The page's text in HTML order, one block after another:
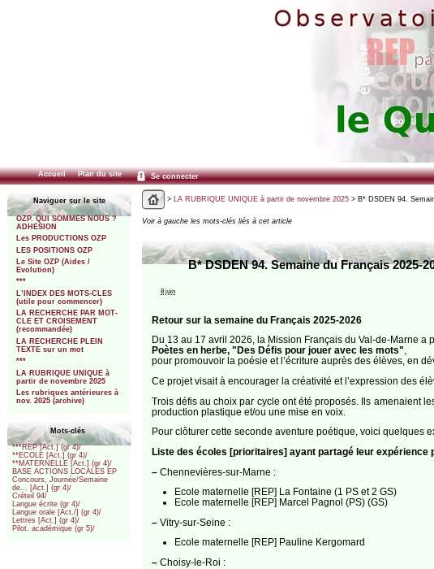
Accueil Plan du site Se connecter
Naviguer sur le site
OZP. QUI SOMMES NOUS ?
ADHESION
Les PRODUCTIONS OZP
LES POSITIONS OZP
Le Site OZP (Aides /
Evolution)
***
L’INDEX DES MOTS-CLES
(utile pour commencer)
LA RECHERCHE PAR MOT-
CLE ET CROISEMENT
(recommandée)
LA RECHERCHE PLEIN
TEXTE sur un mot
***
LA RUBRIQUE UNIQUE à
partir de novembre 2025
Les rubriques antérieures à
nov. 2025 (archive)
Mots-clés
***REP [Act.] (gr 4)/
**ECOLE [Act.] (gr 4)/
**MATERNELLE [Act.] (gr 4)/
BASE ACTIONS LOCALES EP
Concours, Journée/Semaine
de... [Act.] (gr 4)/
Créteil 94/
Langue écrite (gr 4)/
Langue orale [Act./] (gr 4)/
Lettres [Act.] (gr 4)/
Pilot. académique (gr 5)/
> LA RUBRIQUE UNIQUE à partir de novembre 2025> B* DSDEN 94.
Voir à gauche les mots-clés liés à cet article
B* DSDEN 94. Semaine du Français 2025-
8 juin
Retour sur la semaine du Français 2025-2026
Du 13 au 17 avril 2026, la Mission Français du Val-de-Marne
Poètes en herbe, "Des Défis pour jouer avec les mots"
pour promouvoir la poésie et l’écriture auprès des élèves, en
Ce projet visait à encourager la créativité et l’expression des
Trois défis au choix par cycle ont été proposés. Ils amenaient
production plastique et/ou une mise en voix.
Pour clôturer cette seconde aventure poétique, voici quelques
Liste des écoles [prioritaires] ayant partagé leur expérience
–Chennevières-sur-Marne :
Ecole maternelle [REP] La Fontaine (1 PS et 2 GS)
Ecole maternelle [REP] Marcel Pagnol (PS) (GS)
–Vitry-sur-Seine :
Ecole maternelle [REP] Pauline Kergomard
–Choisy-le-Roi :